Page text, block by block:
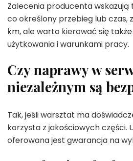
Zalecenia producenta
co określony przebieg lub czas,
km, ale warto kierować się
użytkowania i warunkami pracy.
Czy naprawy w
niezależnym są
Tak, jeśli warsztat ma
korzysta z jakościowych części.
oferowana jest gwarancja na